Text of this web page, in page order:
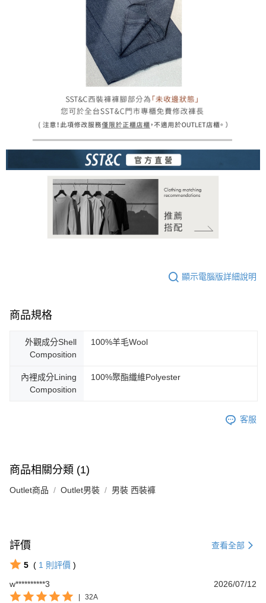
顯示電腦版詳細說明
商品規格
外觀成分Shell
Composition
100%羊毛Wool
內裡成分Lining
Composition
100%聚酯纖維Polyester
客服
商品相關分類 (1)
Outlet商品 Outlet男裝 男裝 西裝褲
評價 查看全部
5 ( 1 則評價 )
w**********3
2026/07/12
| 32A